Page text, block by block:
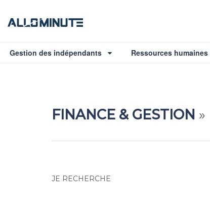
Gestion des indépendants Ressources humaines
FINANCE & GESTION »
JE RECHERCHE